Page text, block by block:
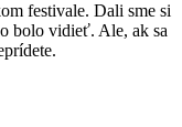
festivale. Dali sme si
bolo vidieť. Ale, ak sa